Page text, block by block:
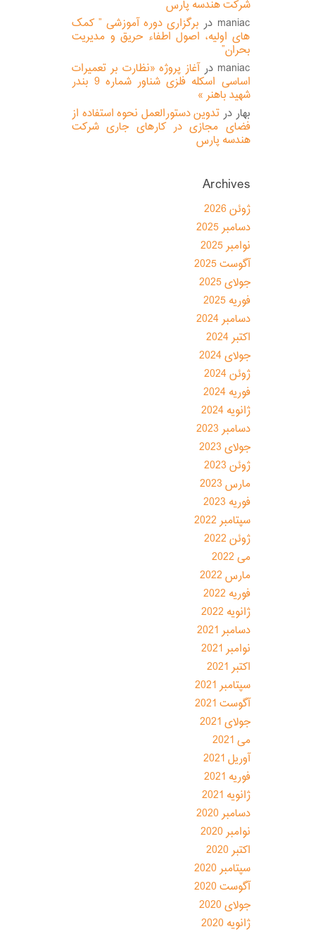
شرکت هندسه پارس
maniac در برگزاری دوره آموزشی ” کمک
های اولیه، اصول اطفاء حریق و مدیریت
بحران”
maniac درآغاز پروژه «نظارت بر تعمیرات
اساسی اسکله فلزی شناور شماره 9 بندر
شهید باهنر »
بهار در تدوین دستورالعمل نحوه استفاده از
فضای مجازی در کارهای جاری شرکت
هندسه پارس
Archives
ژوئن 2026
دسامبر 2025
نوامبر 2025
آگوست 2025
جولای 2025
فوریه 2025
دسامبر 2024
اکتبر 2024
جولای 2024
ژوئن 2024
فوریه 2024
ژانویه 2024
دسامبر 2023
جولای 2023
ژوئن 2023
مارس 2023
فوریه 2023
سپتامبر 2022
ژوئن 2022
می 2022
مارس 2022
فوریه 2022
ژانویه 2022
دسامبر 2021
نوامبر 2021
اکتبر 2021
سپتامبر 2021
آگوست 2021
جولای 2021
می 2021
آوریل 2021
فوریه 2021
ژانویه 2021
دسامبر 2020
نوامبر 2020
اکتبر 2020
سپتامبر 2020
آگوست 2020
جولای 2020
ژانویه 2020